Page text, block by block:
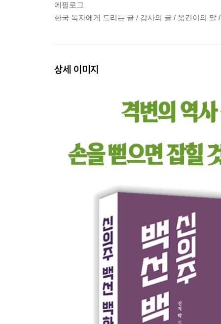
에필로그
한국 독자에게 드리는 글 / 감사의 글 / 옮긴이의
상세 이미지